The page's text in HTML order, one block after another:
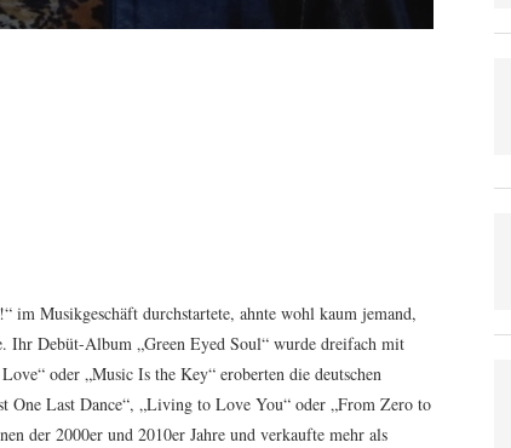
im Musikgeschäft durchstartete, ahnte wohl kaum jemand,
Ihr Debüt-Album „Green Eyed Soul“ wurde dreifach mit
oder „Music Is the Key“ eroberten die deutschen
One Last Dance“, „Living to Love You“ oder „From Zero to
der 2000er und 2010er Jahre und verkaufte mehr als